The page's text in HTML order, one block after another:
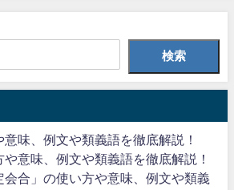
検索
意味、例文や類義語を徹底解説！
や意味、例文や類義語を徹底解説！
会合」の使い方や意味、例文や類義